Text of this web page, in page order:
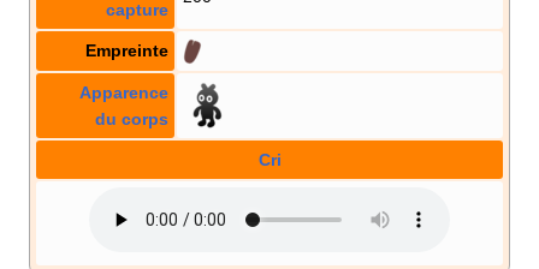
capture
Empreinte
Apparence
du corps
Cri